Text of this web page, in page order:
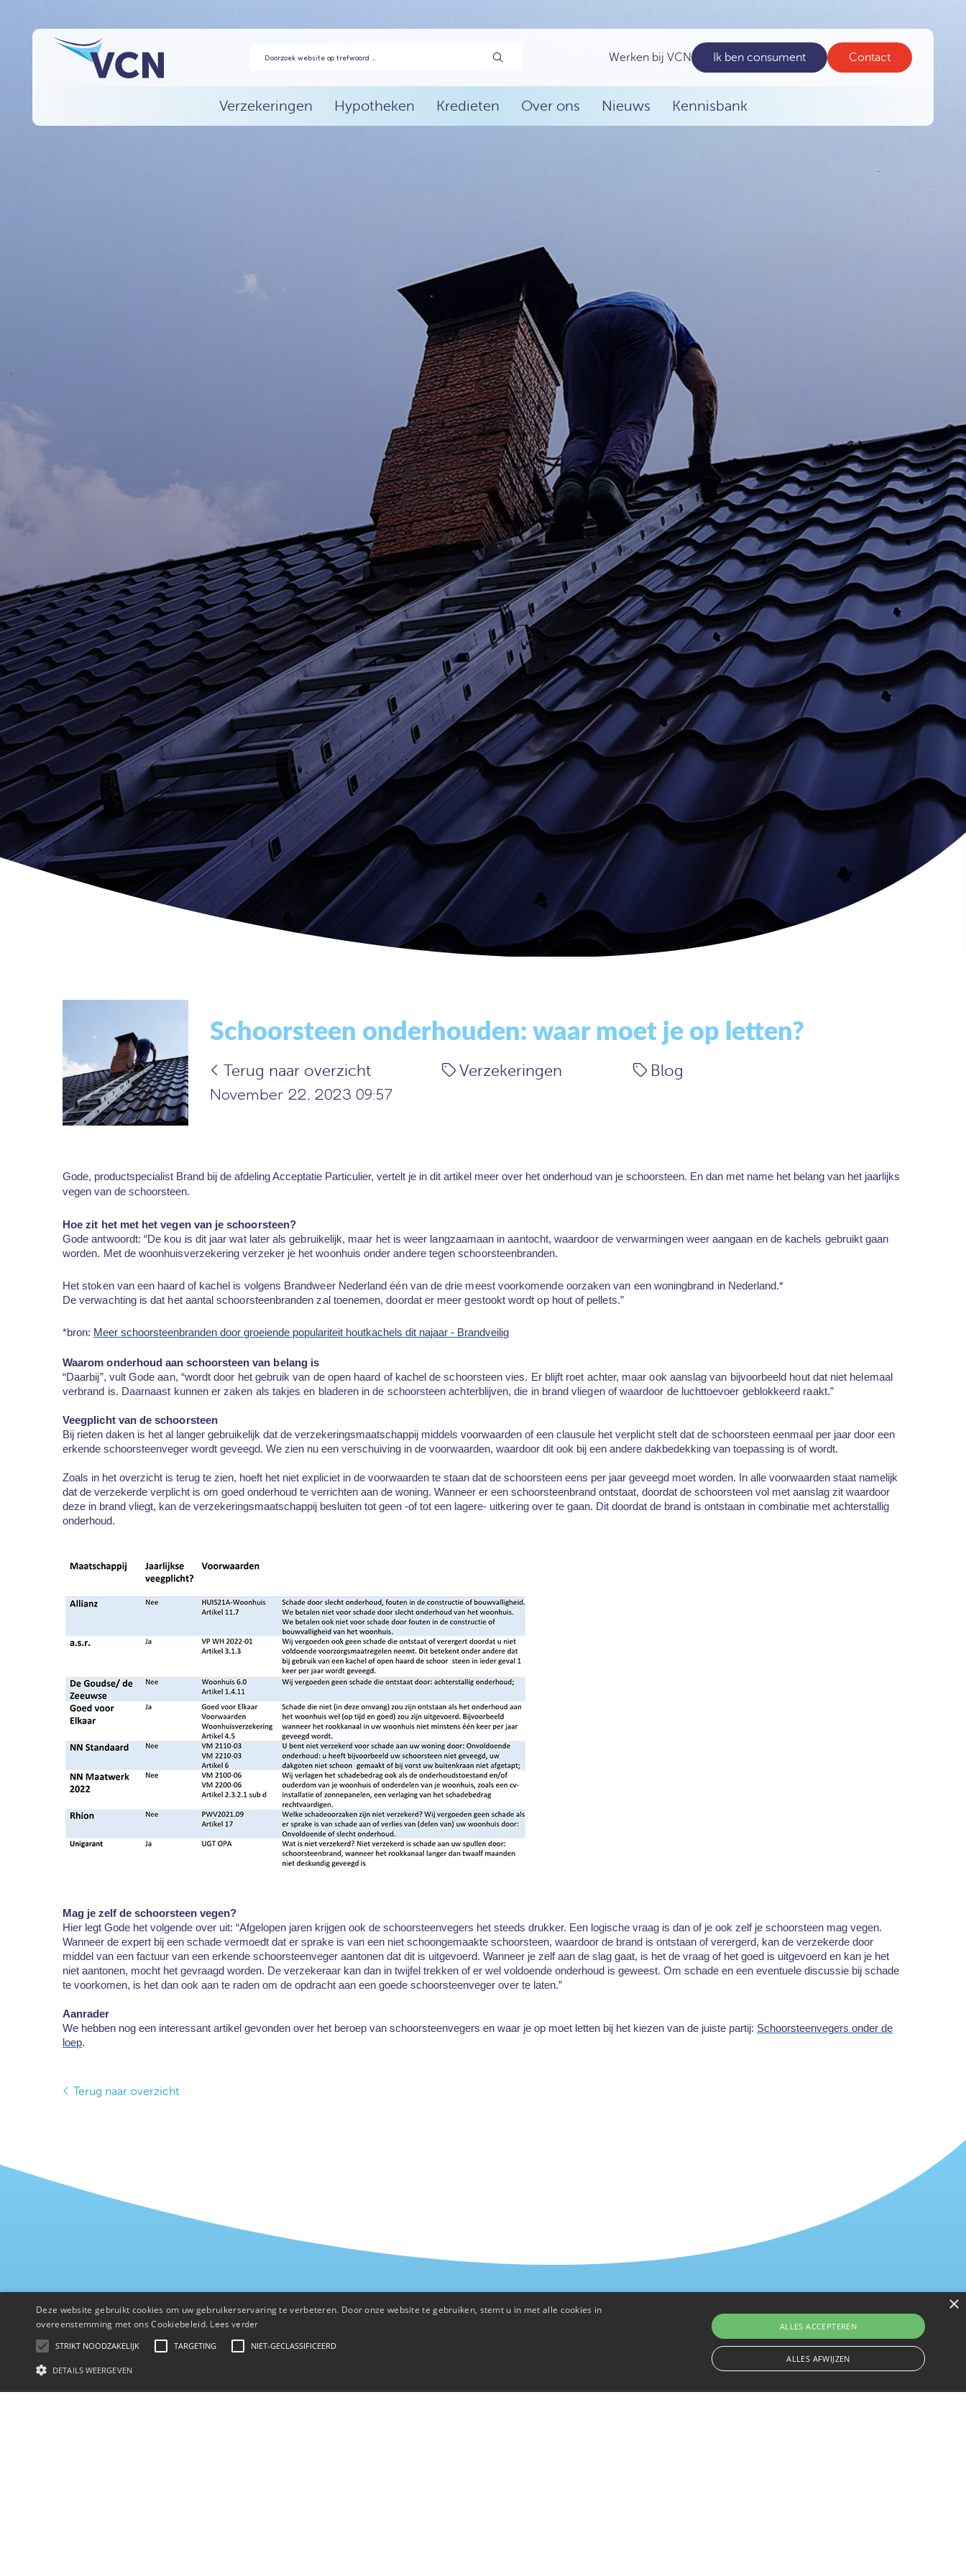
Werken bij VCN Ik ben consument Contact
Verzekeringen Hypotheken Kredieten Over ons Nieuws Kennisbank
Schoorsteen onderhouden: waar moet je op letten?
Terug naar overzicht Verzekeringen Blog
November 22, 2023 09:57
Gode, productspecialist Brand bij de afdeling Acceptatie Particulier, vertelt je in dit artikel meer over het onderhoud van je schoorsteen. En dan met name het belang van het jaarlijks
vegen van de schoorsteen.
Hoe zit het met het vegen van je schoorsteen?
Gode antwoordt: “De kou is dit jaar wat later als gebruikelijk, maar het is weer langzaamaan in aantocht, waardoor de verwarmingen weer aangaan en de kachels gebruikt gaan
worden. Met de woonhuisverzekering verzeker je het woonhuis onder andere tegen schoorsteenbranden.
Het stoken van een haard of kachel is volgens Brandweer Nederland één van de drie meest voorkomende oorzaken van een woningbrand in Nederland.*
De verwachting is dat het aantal schoorsteenbranden zal toenemen, doordat er meer gestookt wordt op hout of pellets.”
*bron: Meer schoorsteenbranden door groeiende populariteit houtkachels dit najaar - Brandveilig
Waarom onderhoud aan schoorsteen van belang is
“Daarbij”, vult Gode aan, “wordt door het gebruik van de open haard of kachel de schoorsteen vies. Er blijft roet achter, maar ook aanslag van bijvoorbeeld hout dat niet helemaal
verbrand is. Daarnaast kunnen er zaken als takjes en bladeren in de schoorsteen achterblijven, die in brand vliegen of waardoor de luchttoevoer geblokkeerd raakt.”
Veegplicht van de schoorsteen
Bij rieten daken is het al langer gebruikelijk dat de verzekeringsmaatschappij middels voorwaarden of een clausule het verplicht stelt dat de schoorsteen eenmaal per jaar door een
erkende schoorsteenveger wordt geveegd. We zien nu een verschuiving in de voorwaarden, waardoor dit ook bij een andere dakbedekking van toepassing is of wordt.
Zoals in het overzicht is terug te zien, hoeft het niet expliciet in de voorwaarden te staan dat de schoorsteen eens per jaar geveegd moet worden. In alle voorwaarden staat namelijk
dat de verzekerde verplicht is om goed onderhoud te verrichten aan de woning. Wanneer er een schoorsteenbrand ontstaat, doordat de schoorsteen vol met aanslag zit waardoor
deze in brand vliegt, kan de verzekeringsmaatschappij besluiten tot geen -of tot een lagere- uitkering over te gaan. Dit doordat de brand is ontstaan in combinatie met achterstallig
onderhoud.
Mag je zelf de schoorsteen vegen?
Hier legt Gode het volgende over uit: “Afgelopen jaren krijgen ook de schoorsteenvegers het steeds drukker. Een logische vraag is dan of je ook zelf je schoorsteen mag vegen.
Wanneer de expert bij een schade vermoedt dat er sprake is van een niet schoongemaakte schoorsteen, waardoor de brand is ontstaan of verergerd, kan de verzekerde door
middel van een factuur van een erkende schoorsteenveger aantonen dat dit is uitgevoerd. Wanneer je zelf aan de slag gaat, is het de vraag of het goed is uitgevoerd en kan je het
niet aantonen, mocht het gevraagd worden. De verzekeraar kan dan in twijfel trekken of er wel voldoende onderhoud is geweest. Om schade en een eventuele discussie bij schade
te voorkomen, is het dan ook aan te raden om de opdracht aan een goede schoorsteenveger over te laten.”
Aanrader
We hebben nog een interessant artikel gevonden over het beroep van schoorsteenvegers en waar je op moet letten bij het kiezen van de juiste partij: Schoorsteenvegers onder de
loep.
Terug naar overzicht
×
Deze website gebruikt cookies om uw gebruikerservaring te verbeteren. Door onze website te gebruiken, stemt u in met alle cookies in
overeenstemming met ons Cookiebeleid. Lees verder
STRIKT NOODZAKELIJK TARGETING NIET-GECLASSIFICEERD
DETAILS WEERGEVEN
ALLES ACCEPTEREN
ALLES AFWIJZEN